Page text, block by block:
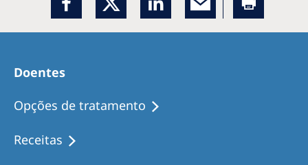
Doentes
Opções de tratamento
Receitas